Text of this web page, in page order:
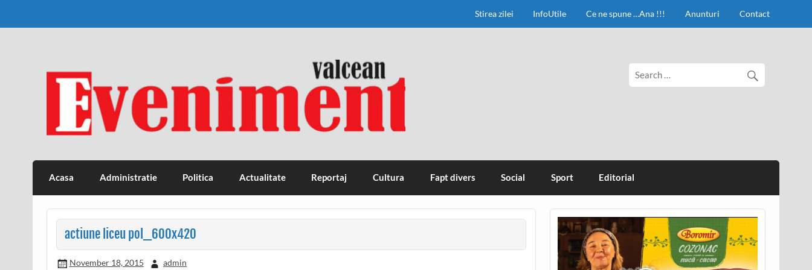
Stirea zilei InfoUtile Ce ne spune …Ana !!! Anunturi Contact
Eveniment Valcean
Acasa Administratie Politica Actualitate Reportaj Cultura Fapt divers Social Sport Editorial
actiune liceu pol_600x420
November 18, 2015 admin